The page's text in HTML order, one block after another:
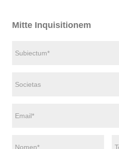
Mitte Inquisitionem